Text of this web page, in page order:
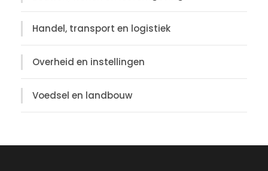
Handel, transport en logistiek
Overheid en instellingen
Voedsel en landbouw